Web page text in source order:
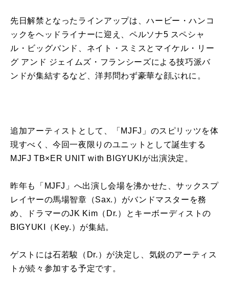
先日解禁となったラインアップは、ハービー・ハンコ
ックをヘッドライナーに迎え、ペルソナ5 スペシャ
ル・ビッグバンド、ネイト・スミスとマイケル・リー
グ アンド ジェイムズ・フランシーズによる技巧派バ
ンドが集結するなど、洋邦問わず豪華な顔ぶれに。
追加アーティストとして、「MJFJ」のスピリッツを体
現すべく、今回一夜限りのユニットとして誕生する
MJFJ TB×ER UNIT with BIGYUKIが出演決定。
昨年も「MJFJ」へ出演し会場を沸かせた、サックスプ
レイヤーの馬場智章（Sax.）がバンドマスターを務
め、ドラマーのJK Kim（Dr.）とキーボーディストの
BIGYUKI（Key.）が集結。
ゲストには石若駿（Dr.）が決定し、気鋭のアーティス
トが続々参加する予定です。